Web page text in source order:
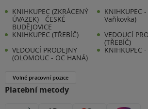
KNIHKUPEC (ZKRÁCENÝ
ÚVAZEK) - ČESKÉ
BUDĚJOVICE
KNIHKUPEC
Vaňkovka)
KNIHKUPEC (TŘEBÍČ)
VEDOUCÍ
(TŘEBÍČ)
VEDOUCÍ PRODEJNY
(OLOMOUC - OC HANÁ)
KNIHKUPEC
Volné pracovní pozice
Platební metody